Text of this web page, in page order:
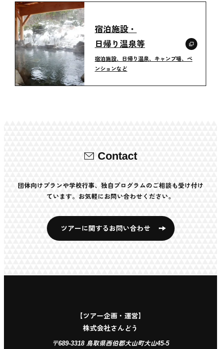
宿泊施設・
日帰り温泉等
宿泊施設、日帰り温泉、キャンプ場、ペ
ンションなど
Contact
団体向けプランや学校行事、独自プログラムのご相談も受け付け
ています。お気軽にお問い合わせください。
ツアーに関するお問い合わせ
【ツアー企画・運営】
株式会社さんどう
〒689-3318 鳥取県西伯郡大山町大山45-5